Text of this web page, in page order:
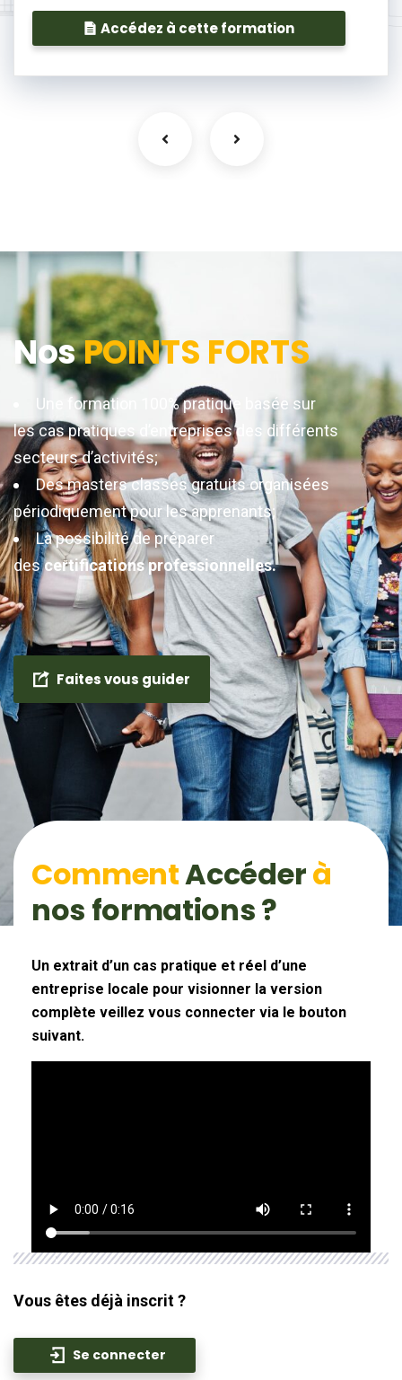
Accédez à cette formation
NosPOINTS FORTS
Une formation 100% pratique basée sur
les cas pratiques d’entreprises des différents
secteurs d’activités;
Des masters classes gratuits organisées
périodiquement pour les apprenants;
La possibilité de préparer
descertifications professionnelles.
Faites vous guider
CommentAccéderà
nos formations ?
Un extrait d’un cas pratique et réel d’une
entreprise locale pour visionner la version
complète veillez vous connecter via le bouton
suivant.
Vous êtes déjà inscrit ?
Se connecter